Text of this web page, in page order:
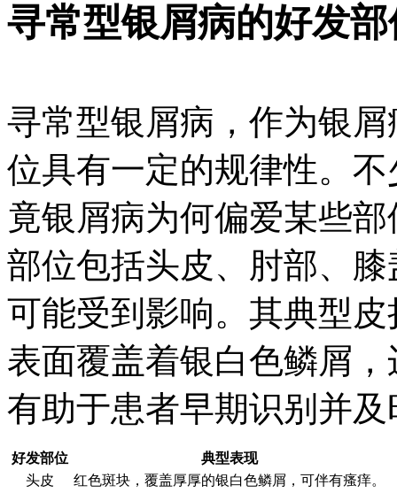
寻常型银屑病的好发部
寻常型银屑病，作为银
位具有一定的规律性。
竟银屑病为何偏爱某些
部位包括头皮、肘部、
可能受到影响。其典型
表面覆盖着银白色鳞屑
有助于患者早期识别并
好发部位
典型表现
头皮
红色斑块，覆盖厚厚的银白色鳞屑，可伴有瘙痒。